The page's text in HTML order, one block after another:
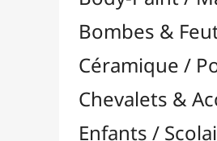
Feutres & Stylos
Librairie / Livres
Loisirs Créatifs
Médiums, Vernis & Colles
Modelage / Sculpture
Peintures / Couleurs